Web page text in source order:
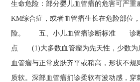
生命危险：部分婴儿血管瘤的危害可严重
KM综合症，或者血管瘤生长在危险部位
险。 五、小儿血管瘤诊断标准 诊
点 (1)大多数血管瘤为先天性，少数
血管瘤与正常皮肤齐平或稍高，形状不规
质软。深部血管瘤扪诊柔软有波动感，穿